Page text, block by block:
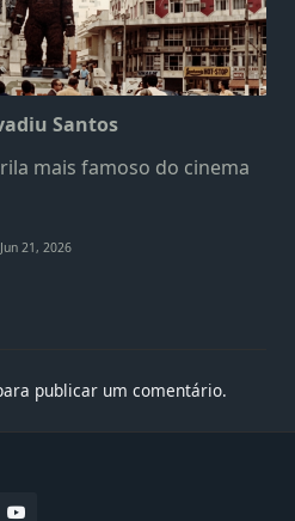
Santos
mais famoso do cinema
Jun 21, 2026
publicar um comentário.